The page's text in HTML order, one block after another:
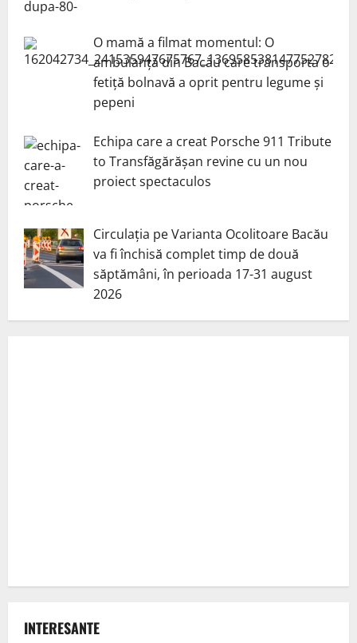
O mamă a filmat momentul: O
ambulanță din Bacău care transporta o
fetiță bolnavă a oprit pentru legume și
pepeni
Echipa care a creat Porsche 911 Tribute
to Transfăgărășan revine cu un nou
proiect spectaculos
Circulația pe Varianta Ocolitoare Bacău
va fi închisă complet timp de două
săptămâni, în perioada 17-31 august
2026
INTERESANTE